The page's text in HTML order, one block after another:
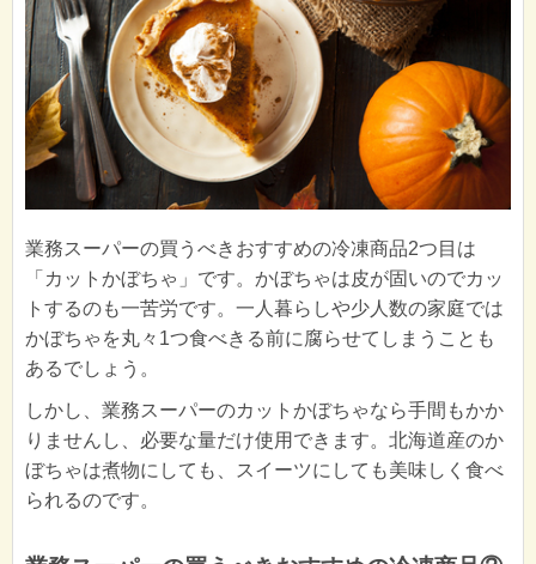
業務スーパーの買うべきおすすめの冷凍商品2つ目は
「カットかぼちゃ」です。かぼちゃは皮が固いのでカッ
トするのも一苦労です。一人暮らしや少人数の家庭では
かぼちゃを丸々1つ食べきる前に腐らせてしまうことも
あるでしょう。
しかし、業務スーパーのカットかぼちゃなら手間もかか
りませんし、必要な量だけ使用できます。北海道産のか
ぼちゃは煮物にしても、スイーツにしても美味しく食べ
られるのです。